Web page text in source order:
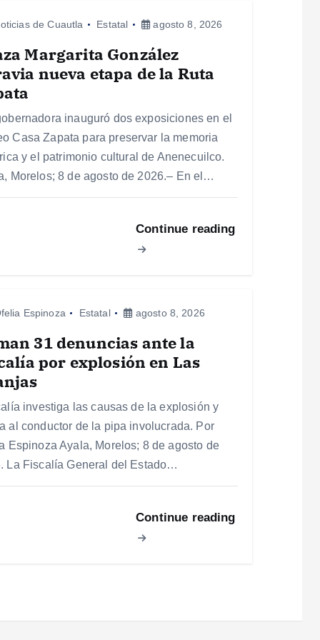
de Cuautla Estatal agosto 8, 2026
Margarita González
nueva etapa de la Ruta
inauguró dos exposiciones en el
Casa Zapata para preservar la memoria
y el patrimonio cultural de Anenecuilco.
Morelos; 8 de agosto de 2026.– En el…
Continue reading
Espinoza Estatal agosto 8, 2026
31 denuncias ante la
por explosión en Las
investiga las causas de la explosión y
al conductor de la pipa involucrada. Por
Espinoza Ayala, Morelos; 8 de agosto de
La Fiscalía General del Estado…
Continue reading